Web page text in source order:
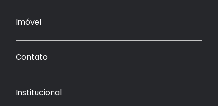
Imóvel
Contato
Institucional